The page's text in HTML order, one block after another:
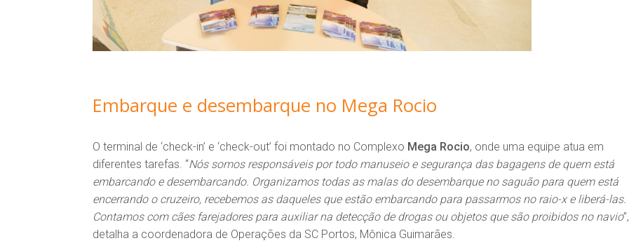
Embarque e desembarque no Mega Rocio
O terminal de ‘check-in’ e ‘check-out’ foi montado no Complexo Mega Rocio, onde uma equipe atua em
diferentes tarefas. “Nós somos responsáveis por todo manuseio e segurança das bagagens de quem está
embarcando e desembarcando. Organizamos todas as malas do desembarque no saguão para quem está
encerrando o cruzeiro, recebemos as daqueles que estão embarcando para passarmos no raio-x e liberá-las.
Contamos com cães farejadores para auxiliar na detecção de drogas ou objetos que são proibidos no navio”,
detalha a coordenadora de Operações da SC Portos, Mônica Guimarães.